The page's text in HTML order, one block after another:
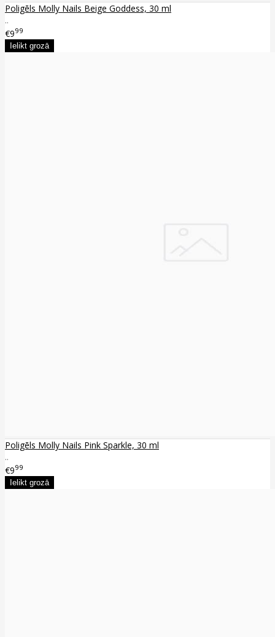
Poligēls Molly Nails Beige Goddess, 30 ml
..
€999
Poligēls Molly Nails Pink Sparkle, 30 ml
..
€999